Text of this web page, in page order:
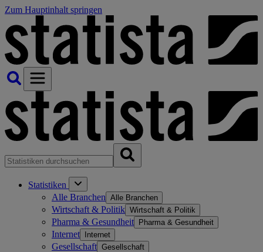
Zum Hauptinhalt springen
Statistiken
Alle Branchen Alle Branchen
Wirtschaft & Politik Wirtschaft & Politik
Pharma & Gesundheit Pharma & Gesundheit
Internet Internet
Gesellschaft Gesellschaft